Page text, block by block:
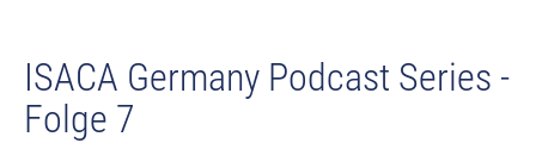
ISACA Germany Podcast Series -
Folge 7